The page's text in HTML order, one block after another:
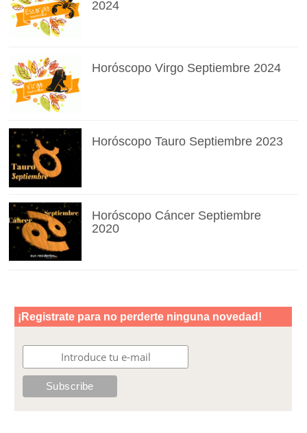
2024
Horóscopo Virgo Septiembre 2024
Horóscopo Tauro Septiembre 2023
Horóscopo Cáncer Septiembre
2020